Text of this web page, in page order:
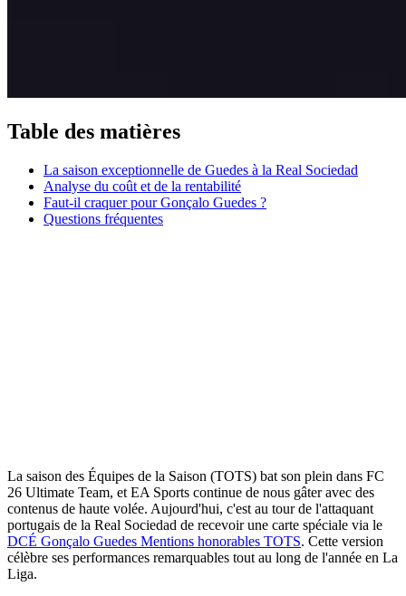
Table des matières
La saison exceptionnelle de Guedes à la Real Sociedad
Analyse du coût et de la rentabilité
Faut-il craquer pour Gonçalo Guedes ?
Questions fréquentes
La saison des Équipes de la Saison (TOTS) bat son plein dans FC
26 Ultimate Team, et EA Sports continue de nous gâter avec des
contenus de haute volée. Aujourd'hui, c'est au tour de l'attaquant
portugais de la Real Sociedad de recevoir une carte spéciale via le
DCÉ Gonçalo Guedes Mentions honorables TOTS. Cette version
célèbre ses performances remarquables tout au long de l'année en La
Liga.